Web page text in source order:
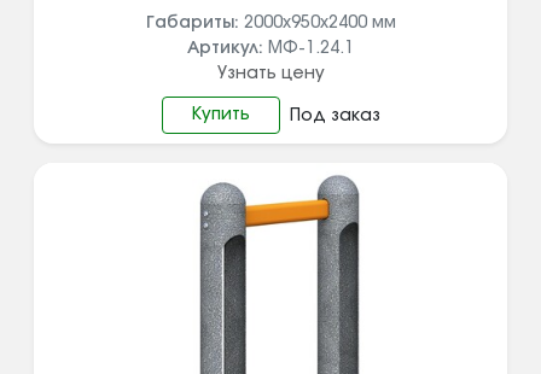
Габариты: 2000х950х2400 мм
Артикул: МФ-1.24.1
Узнать цену
Купить Под заказ